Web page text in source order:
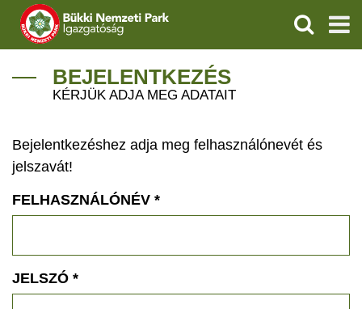
IGAZGATÓSÁG
VÍZVÉDELEM
ÖKOTURIZMUS
GEOPARKOK
KERESÉS
BEJELENTKEZÉS
KÉRJÜK ADJA MEG ADATAIT
Bejelentkezéshez adja meg felhasználónevét és
jelszavát!
FELHASZNÁLÓNÉV *
JELSZÓ *